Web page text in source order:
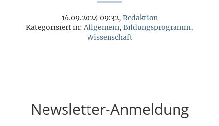
16.09.2024 09:32, Redaktion
Kategorisiert in:Allgemein, Bildungsprogramm,
Wissenschaft
Newsletter-Anmeldung